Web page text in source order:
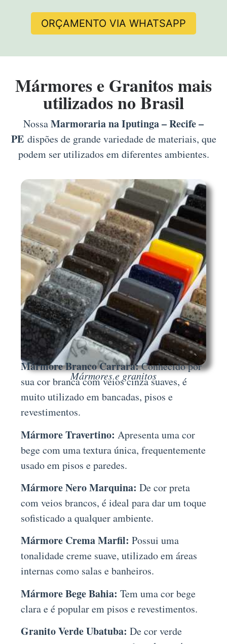
ORÇAMENTO VIA WHATSAPP
Mármores e Granitos mais
utilizados no Brasil
NossaMarmoraria na Iputinga – Recife –
PEdispões de grande variedade de materiais, que
podem ser utilizados em diferentes ambientes.
Mármores e granitos
Mármore Branco Carrara:Conhecido por
sua cor branca com veios cinza suaves, é
muito utilizado em bancadas, pisos e
revestimentos.
Mármore Travertino: Apresenta uma cor
bege com uma textura única, frequentemente
usado em pisos e paredes.
Mármore Nero Marquina: De cor preta
com veios brancos, é ideal para dar um toque
sofisticado a qualquer ambiente.
Mármore Crema Marfil: Possui uma
tonalidade creme suave, utilizado em áreas
internas como salas e banheiros.
Mármore Bege Bahia: Tem uma cor bege
clara e é popular em pisos e revestimentos.
Granito Verde Ubatuba: De cor verde